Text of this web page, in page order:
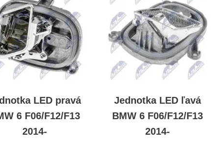
LED pravá
6 F06/F12/F13
2014-
Jednotka LED ľavá
BMW 6 F06/F12/F13
2014-